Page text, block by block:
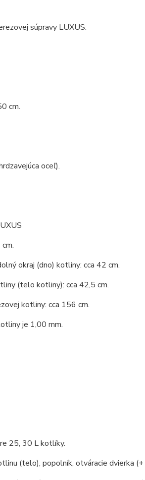
súpravy LUXUS:
cm.
oceľ).
okraj (dno) kotliny: cca 42 cm.
(telo kotliny): cca 42,5 cm.
kotliny: cca 156 cm.
je 1,00 mm.
25, 30 L kotlíky.
(telo), popolník, otváracie dvierka